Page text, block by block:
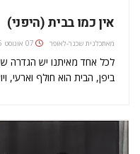
אין כמו בבית (היפני)
מאתכלנית שכנר-לאופר 07 אוגוסט 2026
לכל אחד מאיתנו יש הגדרה
ביפן, הבית הוא חולף וארעי,